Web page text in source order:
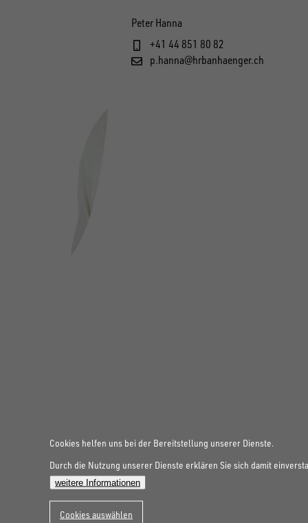
Peter Hanna
+41 44 851 80 82
p.hanna@hrbanhaenger.ch
Cookies helfen uns bei der Bereitstellung unserer Dienste.
Durch die Nutzung unserer Dienste erklären Sie sich damit
weitere Informationen
Cookies auswählen